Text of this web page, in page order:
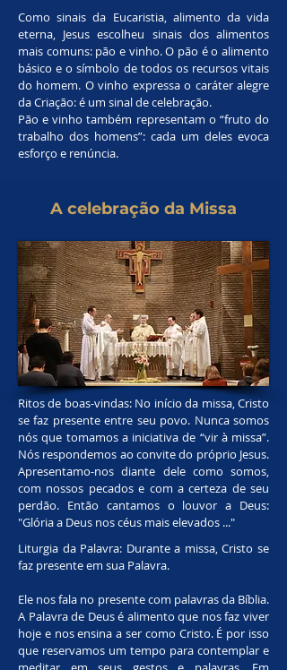
Como sinais da Eucaristia, alimento da vida
eterna, Jesus escolheu sinais dos alimentos
mais comuns: pão e vinho. O pão é o alimento
básico e o símbolo de todos os recursos vitais
do homem. O vinho expressa o caráter alegre
da Criação: é um sinal de celebração.
Pão e vinho também representam o “fruto do
trabalho dos homens”: cada um deles evoca
esforço e renúncia.
A celebração da Missa
Ritos de boas-vindas: No início da missa, Cristo
se faz presente entre seu povo. Nunca somos
nós que tomamos a iniciativa de “vir à missa”.
Nós respondemos ao convite do próprio Jesus.
Apresentamo-nos diante dele como somos,
com nossos pecados e com a certeza de seu
perdão. Então cantamos o louvor a Deus:
"Glória a Deus nos céus mais elevados ..."
Liturgia da Palavra: Durante a missa, Cristo se
faz presente em sua Palavra.
Ele nos fala no presente com palavras da Bíblia.
A Palavra de Deus é alimento que nos faz viver
hoje e nos ensina a ser como Cristo. É por isso
que reservamos um tempo para contemplar e